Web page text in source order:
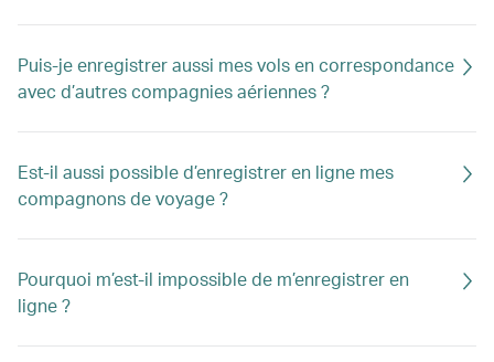
Puis-je enregistrer aussi mes vols en correspondance
avec d’autres compagnies aériennes ?
Est-il aussi possible d’enregistrer en ligne mes
compagnons de voyage ?
Pourquoi m’est-il impossible de m’enregistrer en
ligne ?